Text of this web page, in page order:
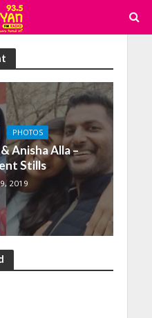
PHOTOS
Anisha Alla –
Stills
2019